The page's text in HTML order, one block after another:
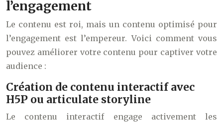
l’engagement
Le contenu est roi, mais un contenu optimisé pour
l’engagement est l’empereur. Voici comment vous
pouvez améliorer votre contenu pour captiver votre
audience :
Création de contenu interactif avec
H5P ou articulate storyline
Le contenu interactif engage activement les